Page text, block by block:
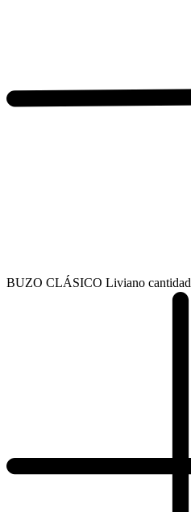
BUZO CLÁSICO Liviano cantidad